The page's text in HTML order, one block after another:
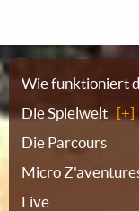
Sitemap
Wie funktioniert
Die Spielwelt
Die Parcours
Micro
Live